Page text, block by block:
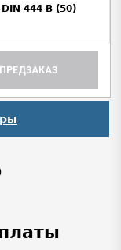
444 B (50)
ПРЕДЗАКАЗ